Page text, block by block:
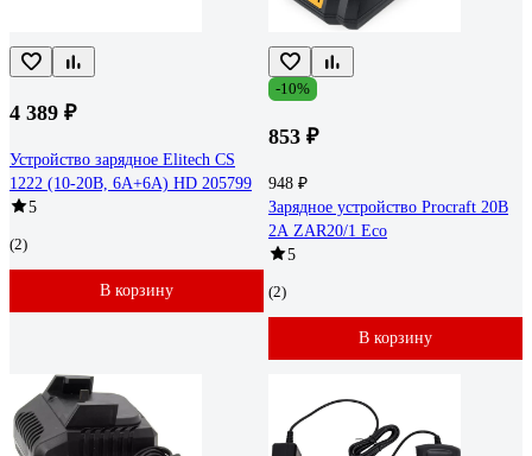
4 389 ₽
Устройство зарядное Elitech CS
1222 (10-20В, 6А+6А) HD 205799
5
(2)
В корзину
-10%
853 ₽
948 ₽
Зарядное устройство Procraft 20В
2А ZAR20/1 Eco
5
(2)
В корзину